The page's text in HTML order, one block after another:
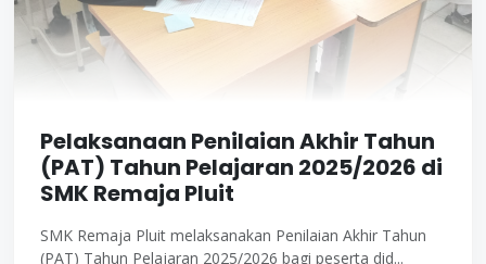
Pelaksanaan Penilaian Akhir Tahun
(PAT) Tahun Pelajaran 2025/2026 di
SMK Remaja Pluit
SMK Remaja Pluit melaksanakan Penilaian Akhir Tahun
(PAT) Tahun Pelajaran 2025/2026 bagi peserta did...